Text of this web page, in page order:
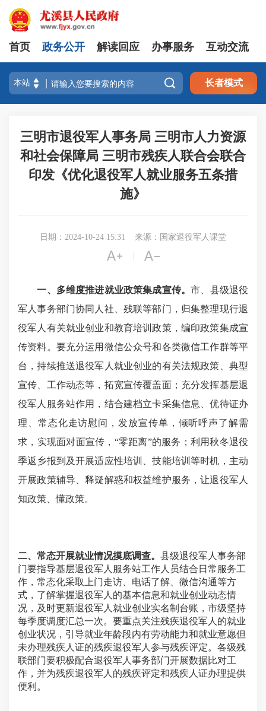
首页 政务公开 解读回应 办事服务 互动交流
 长者模式
三明市退役军人事务局 三明市人力资源
和社会保障局 三明市残疾人联合会联合
印发《优化退役军人就业服务五条措
施》
日期：2024-10-24 15:31 来源：国家退役军人课堂
 
一、多维度推进就业政策集成宣传。市、县级退役
军人事务部门协同人社、残联等部门，归集整理现行退
役军人有关就业创业和教育培训政策，编印政策集成宣
传资料。要充分运用微信公众号和各类微信工作群等平
台，持续推送退役军人就业创业的有关法规政策、典型
宣传、工作动态等，拓宽宣传覆盖面；充分发挥基层退
役军人服务站作用，结合建档立卡采集信息、优待证办
理、常态化走访慰问，发放宣传单，倾听呼声了解需
求，实现面对面宣传，“零距离”的服务；利用秋冬退役
季返乡报到及开展适应性培训、技能培训等时机，主动
开展政策辅导、释疑解惑和权益维护服务，让退役军人
知政策、懂政策。
二、常态开展就业情况摸底调查。 县级退役军人事务部
门要指导基层退役军人服务站工作人员结合日常服务工
作，常态化采取上门走访、电话了解、微信沟通等方
式，了解掌握退役军人的基本信息和就业创业动态情
况，及时更新退役军人就业创业实名制台账，市级坚持
每季度调度汇总一次。要重点关注残疾退役军人的就业
创业状况，引导就业年龄段内有劳动能力和就业意愿但
未办理残疾人证的残疾退役军人参与残疾评定。各级残
联部门要积极配合退役军人事务部门开展数据比对工
作，并为残疾退役军人的残疾评定和残疾人证办理提供
便利。